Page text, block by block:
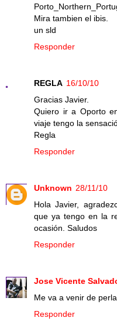
Mira tambien el ibis.
un sld
Responder
REGLA 16/10/10
Gracias Javier.
Quiero ir a Oporto
viaje tengo la
Regla
Responder
Unknown 28/11/10
Hola Javier,
que ya tengo en la
ocasión. Saludos
Responder
Jose Vicente
Me va a venir de
Responder